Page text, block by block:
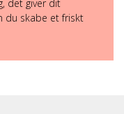
det giver dit
du skabe et friskt